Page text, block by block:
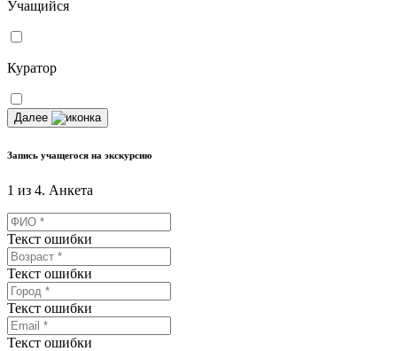
Учащийся
Куратор
Далее
Запись учащегося на экскурсию
1 из 4. Анкета
Текст ошибки
Текст ошибки
Текст ошибки
Текст ошибки